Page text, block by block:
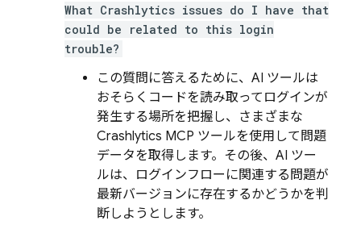
What Crashlytics issues do I have that
could be related to this login
trouble?
この質問に答えるために、AI ツールは
おそらくコードを読み取ってログインが
発生する場所を把握し、さまざまな
Crashlytics MCP ツールを使用して問題
データを取得します。その後、AI ツー
ルは、ログインフローに関連する問題が
最新バージョンに存在するかどうかを判
断しようとします。